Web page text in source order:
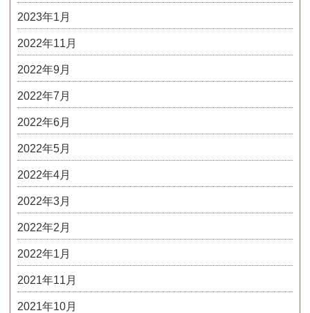
2023年1月
2022年11月
2022年9月
2022年7月
2022年6月
2022年5月
2022年4月
2022年3月
2022年2月
2022年1月
2021年11月
2021年10月